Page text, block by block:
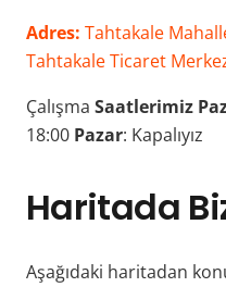
Adres: Tahtakale
Tahtakale Ticaret
Çalışma Saatlerimiz
18:00 Pazar: Kapalıyız
Haritada
Aşağıdaki haritadan